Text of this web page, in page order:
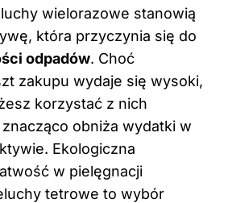
wielorazowe stanowią
która przyczynia się do
odpadów. Choć
zakupu wydaje się wysoki,
korzystać z nich
obniża wydatki w
Ekologiczna
w pielęgnacji
tetrowe to wybór